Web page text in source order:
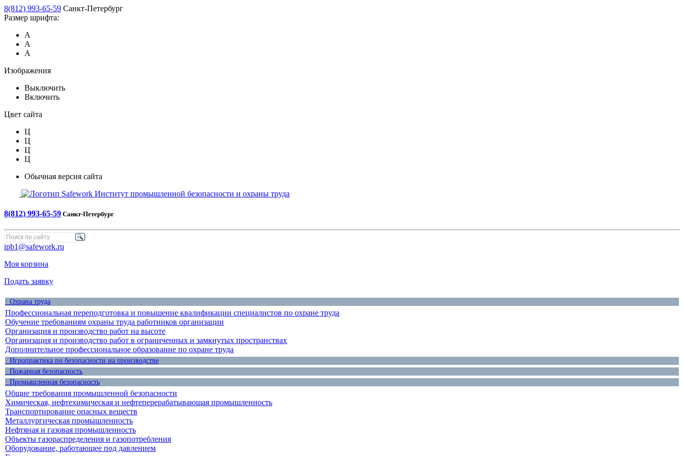
8(812) 993-65-59 Санкт-Петербург
Размер шрифта:
А
А
А
Изображения
Выключить
Включить
Цвет сайта
Ц
Ц
Ц
Ц
Обычная версия сайта
Safework Институт промышленной безопасности и охраны труда
8(812) 993-65-59 Санкт-Петербург
ipb1@safework.ru
Моя корзина
Подать заявку
· Охрана труда
Профессиональная переподготовка и повышение квалификации специалистов по охране труда
Обучение требованиям охраны труда работников организации
Организация и производство работ на высоте
Организация и производство работ в ограниченных и замкнутых пространствах
Дополнительное профессиональное образование по охране труда
· Игропрактика по безопасности на производстве
· Пожарная безопасность
· Промышленная безопасность
Общие требования промышленной безопасности
Химическая, нефтехимическая и нефтеперерабатывающая промышленность
Транспортирование опасных веществ
Металлургическая промышленность
Нефтяная и газовая промышленность
Объекты газораспределения и газопотребления
Оборудование, работающее под давлением